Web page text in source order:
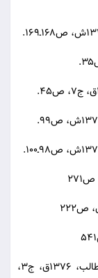
برای نمونه: ابن شهرآشوب، مناقب آل ابی‌طالب، ۱۳۷۶ق، ج۳،